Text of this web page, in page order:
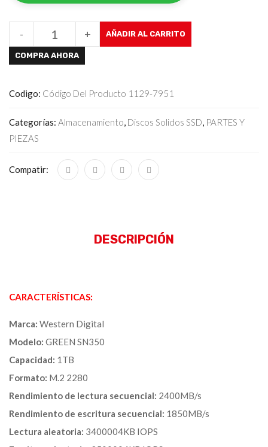
+
- AÑADIR AL CARRITO
COMPRA AHORA
Codigo: Código Del Producto 1129-7951
Categorías: Almacenamiento, Discos Solidos SSD, PARTES Y
PIEZAS
Compatir:
DESCRIPCIÓN
CARACTERÍSTICAS:
Marca: Western Digital
Modelo: GREEN SN350
Capacidad: 1TB
Formato: M.2 2280
Rendimiento de lectura secuencial: 2400MB/s
Rendimiento de escritura secuencial: 1850MB/s
Lectura aleatoria: 3400004KB IOPS